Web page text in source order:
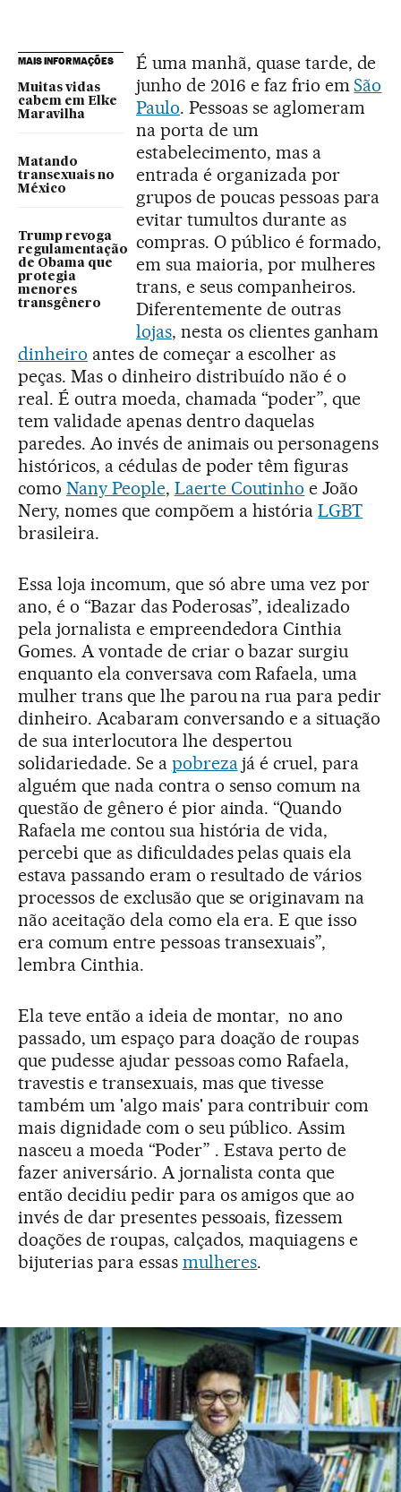
MAIS INFORMAÇÕES
Muitas vidas
cabem em Elke
Maravilha
Matando
transexuais no
México
Trump revoga
regulamentação
de Obama que
protegia
menores
transgênero
É uma manhã, quase tarde, de
junho de 2016 e faz frio emSão
Paulo. Pessoas se aglomeram
na porta de um
estabelecimento, mas a
entrada é organizada por
grupos de poucas pessoas para
evitar tumultos durante as
compras. O público é formado,
em sua maioria, por mulheres
trans, e seus companheiros.
Diferentemente de outras
lojas, nesta os clientes ganham
dinheiro antes de começar a escolher as
peças. Mas o dinheiro distribuído não é o
real. É outra moeda, chamada “poder”, que
tem validade apenas dentro daquelas
paredes. Ao invés de animais ou personagens
históricos, a cédulas de poder têm figuras
como Nany People, Laerte Coutinho e João
Nery, nomes que compõem a históriaLGBT
brasileira.
Essa loja incomum, que só abre uma vez por
ano, é o “Bazar das Poderosas”, idealizado
pela jornalista e empreendedora Cinthia
Gomes. A vontade de criar o bazar surgiu
enquanto ela conversava com Rafaela, uma
mulher trans que lhe parou na rua para pedir
dinheiro. Acabaram conversando e a situação
de sua interlocutora lhe despertou
solidariedade. Se a pobrezajá é cruel, para
alguém que nada contra o senso comum na
questão de gênero é pior ainda. “Quando
Rafaela me contou sua história de vida,
percebi que as dificuldades pelas quais ela
estava passando eram o resultado de vários
processos de exclusão que se originavam na
não aceitação dela como ela era. E que isso
era comum entre pessoas transexuais”,
lembra Cinthia.
Ela teve então a ideia de montar, no ano
passado, um espaço para doação de roupas
que pudesse ajudar pessoas como Rafaela,
travestis e transexuais, mas que tivesse
também um 'algo mais' para contribuir com
mais dignidade com o seu público. Assim
nasceu a moeda “Poder” . Estava perto de
fazer aniversário. A jornalista conta que
então decidiu pedir para os amigos que ao
invés de dar presentes pessoais, fizessem
doações de roupas, calçados, maquiagens e
bijuterias para essas mulheres.